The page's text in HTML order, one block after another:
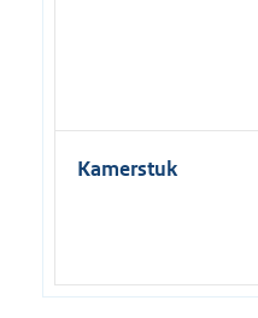
Kamerstuk